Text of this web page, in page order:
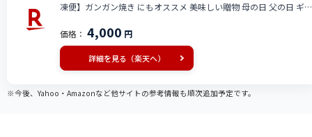
凍便】ガンガン焼き にもオススメ 美味しい贈物 母の日 父の日 ギ
価格： 4,000 円
詳細を見る（楽天へ）
※今後、Yahoo・Amazonなど他サイトの参考情報も順次追加予定です。